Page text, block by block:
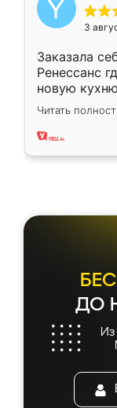
3
Заказала
Ренессанс
новую
вполне
два года,
Читать
ДО